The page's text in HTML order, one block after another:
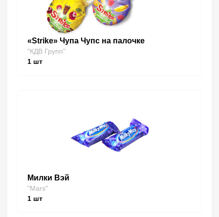
«Strike» Чупа Чупс на палочке
"КДВ Групп"
1 шт
Милки Вэй
"Mars"
1 шт